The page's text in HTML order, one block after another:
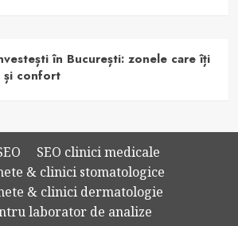
în București: zonele care îți
și confort
SEO clinici medicale
& clinici stomatologice
& clinici dermatologie
laborator de analize